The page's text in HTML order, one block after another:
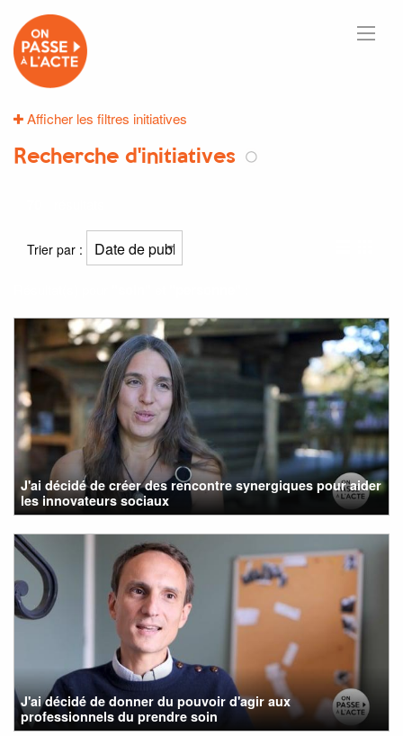
Afficher les filtres initiatives
Recherche d'initiatives
Trier par :
J'ai décidé de créer des rencontre synergiques pour aider
les innovateurs sociaux
J'ai décidé de donner du pouvoir d'agir aux
professionnels du prendre soin